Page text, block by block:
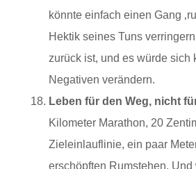
könnte einfach einen Gang
Hektik seines Tuns
zurück ist, und es würde sich
Negativen verändern.
Leben für den Weg, nicht
Kilometer Marathon, 20
Zieleinlauflinie, ein paar
erschöpften Rumstehen.